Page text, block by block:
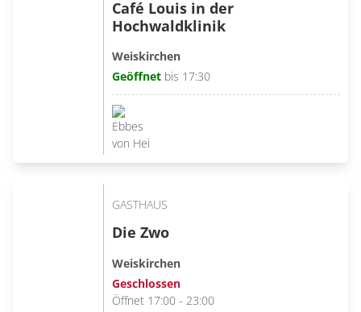
Café Louis in der
Hochwaldklinik
Weiskirchen
Geöffnet bis 17:30
GASTHAUS
Die Zwo
Weiskirchen
Geschlossen
Öffnet 17:00 - 23:00